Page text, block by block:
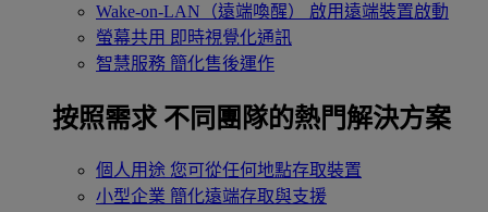
Wake-on-LAN（遠端喚醒）
啟用遠端裝置啟動
螢幕共用 即時視覺化通訊
智慧服務 簡化售後運作
按照需求 不同團隊的熱門解決方案
個人用途 您可從任何地點存取裝置
小型企業 簡化遠端存取與支援